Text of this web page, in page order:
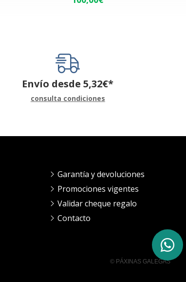
Envío desde5,32€*
consulta condiciones
Garantía y devoluciones
Promociones vigentes
Validar cheque regalo
Contacto
© PÁXINAS GALEGAS